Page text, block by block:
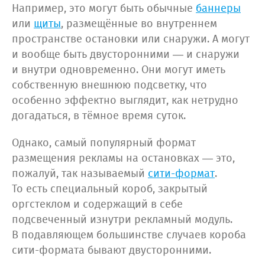
Например, это могут быть обычные баннеры
или щиты, размещённые во внутреннем
пространстве остановки или снаружи. А могут
и вообще быть двусторонними — и снаружи
и внутри одновременно. Они могут иметь
собственную внешнюю подсветку, что
особенно эффектно выглядит, как нетрудно
догадаться, в тёмное время суток.
Однако, самый популярный формат
размещения рекламы на остановках — это,
пожалуй, так называемый сити-формат.
То есть специальный короб, закрытый
оргстеклом и содержащий в себе
подсвеченный изнутри рекламный модуль.
В подавляющем большинстве случаев короба
сити-формата бывают двусторонними.